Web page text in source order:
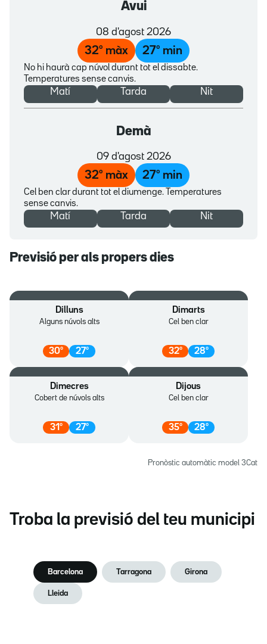
Avui
08 d'agost 2026
32º màx 27º min
No hi haurà cap núvol durant tot el dissabte.
Temperatures sense canvis.
Matí Tarda Nit
Demà
09 d'agost 2026
32º màx 27º min
Cel ben clar durant tot el diumenge. Temperatures
sense canvis.
Matí Tarda Nit
Previsió per als propers dies
Dilluns
Alguns núvols alts
30º 27º
Dimarts
Cel ben clar
32º 28º
Dimecres
Cobert de núvols alts
31 º 27º
Dijous
Cel ben clar
35º 28º
Pronòstic automàtic model 3Cat
Troba la previsió del teu municipi
Barcelona Tarragona Girona
Lleida